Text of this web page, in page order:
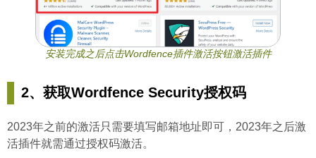
安装完成之后点击Wordfence插件激活按钮激活插件
2、获取Wordfence Security授权码
2023年之前的激活只需要填写邮箱地址即可，2023年之后激
活插件就需通过授权码激活。